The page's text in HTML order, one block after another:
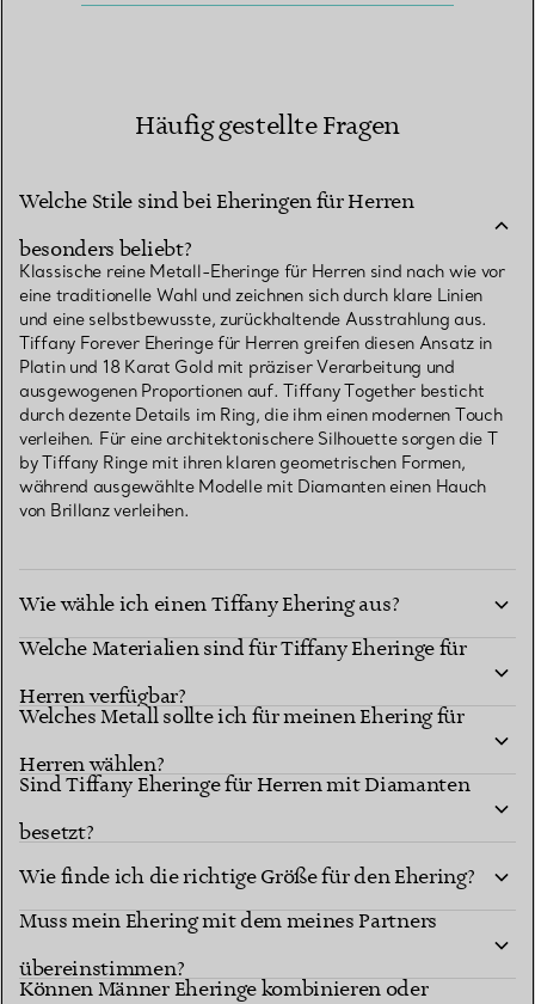
Häufig gestellte Fragen
Welche Stile sind bei Eheringen für Herren
besonders beliebt?
Klassische reine Metall-Eheringe für Herren sind nach wie vor
eine traditionelle Wahl und zeichnen sich durch klare Linien
und eine selbstbewusste, zurückhaltende Ausstrahlung aus.
Tiffany Forever Eheringe für Herren greifen diesen Ansatz in
Platin und 18 Karat Gold mit präziser Verarbeitung und
ausgewogenen Proportionen auf. Tiffany Together besticht
durch dezente Details im Ring, die ihm einen modernen Touch
verleihen. Für eine architektonischere Silhouette sorgen die T
by Tiffany Ringe mit ihren klaren geometrischen Formen,
während ausgewählte Modelle mit Diamanten einen Hauch
von Brillanz verleihen.
Wie wähle ich einen Tiffany Ehering aus?
Welche Materialien sind für Tiffany Eheringe für
Herren verfügbar?
Welches Metall sollte ich für meinen Ehering für
Herren wählen?
Sind Tiffany Eheringe für Herren mit Diamanten
besetzt?
Wie finde ich die richtige Größe für den Ehering?
Muss mein Ehering mit dem meines Partners
übereinstimmen?
Können Männer Eheringe kombinieren oder